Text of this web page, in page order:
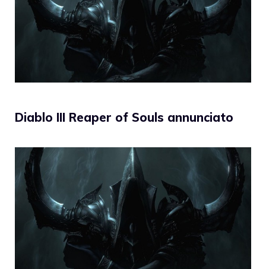
Diablo III Reaper of Souls annunciato